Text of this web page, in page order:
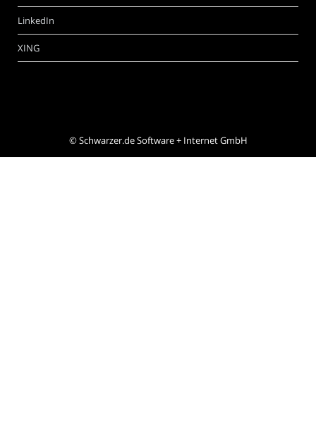
LinkedIn
XING
©Schwarzer.de Software + Internet GmbH